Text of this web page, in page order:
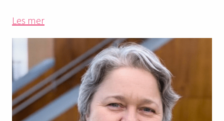
Les mer